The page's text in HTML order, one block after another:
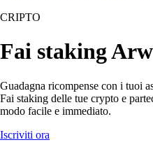
CRIPTO
Fai staking
Guadagna ricompense con i tuoi
Fai staking delle tue crypto e
modo facile e immediato.
Iscriviti ora